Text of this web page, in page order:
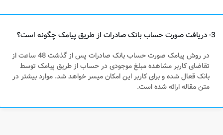
3- دریافت صورت حساب بانک صادرات از طریق پیامک چگونه است؟
در روش پیامک صورت حساب بانک صادرات پس از گذشت 48 ساعت از
تقاضای کاربر مشاهده مبلغ موجودی در حساب از طریق پیامک توسط
بانک قعال شده و برای کاربر این امکان میسر خواهد شد. موارد بیشتر در
متن مقاله ارائه شده است.